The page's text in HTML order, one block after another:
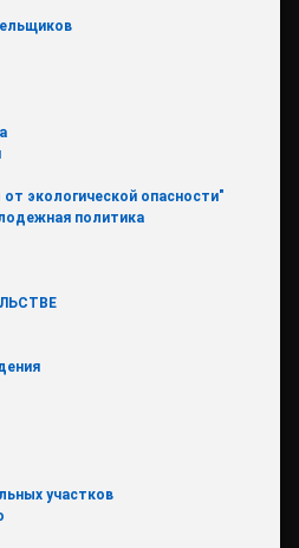
экологической опасности"
политика
участков